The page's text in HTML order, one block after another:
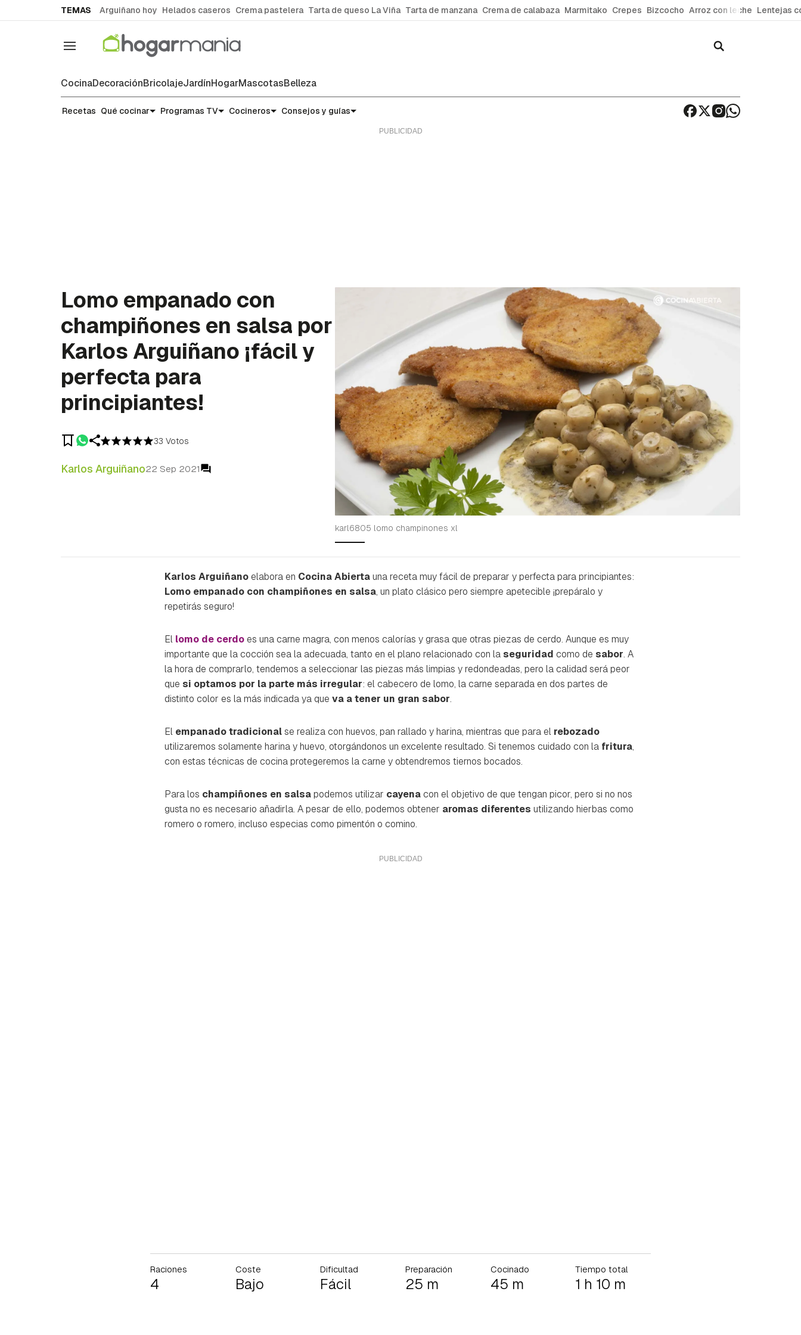
TEMAS Arguiñano hoy Helados caseros Crema pastelera Tarta de queso La Viña Tarta de manzana Crema de calabaza Marmitako Crepes Bizcocho Arroz con leche Lentejas
Navegación
CocinaDecoraciónBricolajeJardínHogarMascotasBelleza
Recetas
Recetas Qué cocinar Programas TV Cocineros Consejos y guías
Lomo empanado con
champiñones en salsa por
Karlos Arguiñano ¡fácil y
perfecta para
principiantes!
33 Votos
Karlos Arguiñano22 Sep 2021
karl6805 lomo champinones xl
Karlos Arguiñanoelabora en Cocina Abiertauna receta muy fácil de preparar y perfecta para principiantes:
Lomo empanado con champiñones en salsa, un plato clásico pero siempre apetecible ¡prepáralo y
repetirás seguro!
El lomo de cerdoes una carne magra, con menos calorías y grasa que otras piezas de cerdo. Aunque es muy
importante que la cocción sea la adecuada, tanto en el plano relacionado con la seguridad como de sabor. A
la hora de comprarlo, tendemos a seleccionar las piezas más limpias y redondeadas, pero la calidad será peor
que si optamos por la parte más irregular: el cabecero de lomo, la carne separada en dos partes de
distinto color es la más indicada ya que va a tener un gran sabor.
El empanado tradicionalse realiza con huevos, pan rallado y harina, mientras que para el rebozado
utilizaremos solamente harina y huevo, otorgándonos un excelente resultado. Si tenemos cuidado con la fritura,
con estas técnicas de cocina protegeremos la carne y obtendremos tiernos bocados.
Para los champiñones en salsapodemos utilizar cayenacon el objetivo de que tengan picor, pero si no nos
gusta no es necesario añadirla. A pesar de ello, podemos obtener aromas diferentes utilizando hierbas como
romero o romero, incluso especias como pimentón o comino.
Raciones
4
Coste
Bajo
Dificultad
Fácil
Preparación
25 m
Cocinado
45 m
Tiempo total
1 h 10 m